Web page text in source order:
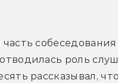
роль
рассказывал,